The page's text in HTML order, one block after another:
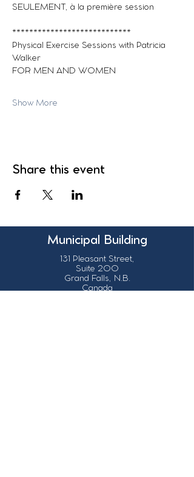
SEULEMENT, à la première session
****************************
Physical Exercise Sessions with Patricia
Walker
FOR MEN AND WOMEN
Show More
Share this event
Municipal Building
131 Pleasant Street,
Suite 200
Grand Falls, N.B.
Canada